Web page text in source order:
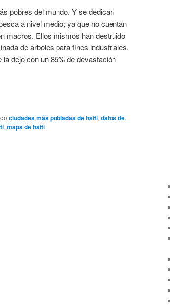
pobres del mundo. Y se dedican
a nivel medio; ya que no cuentan
macros. Ellos mismos han destruido
de arboles para fines industriales.
dejo con un 85% de devastación
ciudades más pobladas de haiti, datos de
, mapa de haiti